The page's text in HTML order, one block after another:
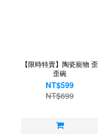
【限時特賣】陶瓷寵物 歪
歪碗
NT$599
NT$699